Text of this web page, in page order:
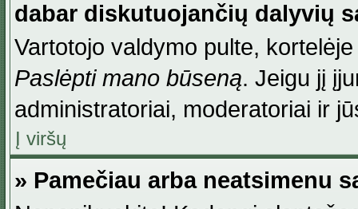
dabar diskutuojančių dalyvių
Vartotojo valdymo pulte,
Paslėpti mano būseną. Jeigu jį
administratoriai, moderatoriai ir
Į viršų
» Pamečiau arba neatsimenu